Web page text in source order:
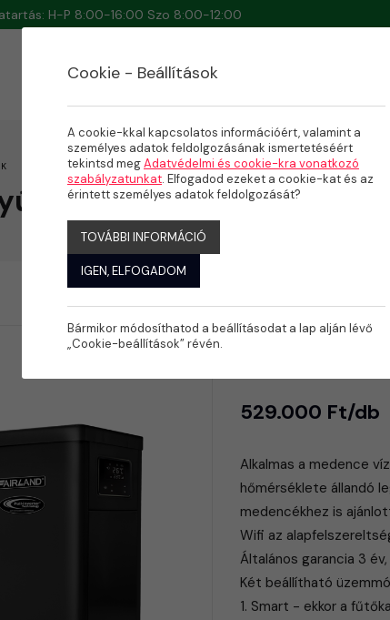
H-P 8:00-16:00 Szo 8:00-12:00
Inverter
529.000 Ft/db
Alkalmas a medence
hőmérséklete állandó
medencékhez is
Wifi az
Általános garancia 3
Két beállítható
1. Smart - ekkor a
Cookie - Beállítások
A cookie-kkal kapcsolatos információért, valamint a
személyes adatok feldolgozásának ismertetéséért
tekintsd megAdatvédelmi és cookie-kra vonatkozó
szabályzatunkat. Elfogadod ezeket a cookie-kat és az
érintett személyes adatok feldolgozását?
TOVÁBBI INFORMÁCIÓ
IGEN, ELFOGADOM
Bármikor módosíthatod a beállításodat a lap alján lévő
„Cookie-beállítások” révén.